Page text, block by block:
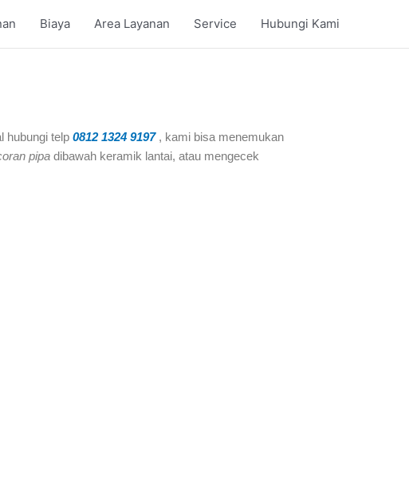
Biaya Area Layanan Service Hubungi Kami
hubungi telp 0812 1324 9197, kami bisa menemukan
pipa dibawah keramik lantai, atau mengecek